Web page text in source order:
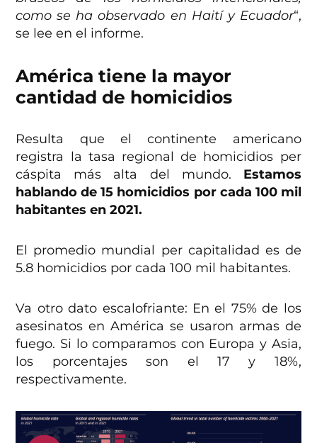
como se ha observado en Haití y Ecuador“,
se lee en el informe.
América tiene la mayor
cantidad de homicidios
Resulta que el continente americano
registra la tasa regional de homicidios per
cáspita más alta del mundo. Estamos
hablando de 15 homicidios por cada 100 mil
habitantes en 2021.
El promedio mundial per capitalidad es de
5.8 homicidios por cada 100 mil habitantes.
Va otro dato escalofriante: En el 75% de los
asesinatos en América se usaron armas de
fuego. Si lo comparamos con Europa y Asia,
los porcentajes son el 17 y 18%,
respectivamente.